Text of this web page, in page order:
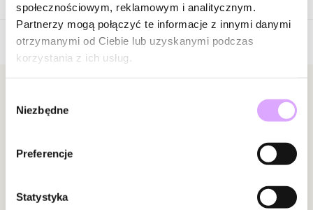
społecznościowym, reklamowym i analitycznym.
Partnerzy mogą połączyć te informacje z innymi danymi
otrzymanymi od Ciebie lub uzyskanymi podczas
korzystania z ich usług.
zgody
Niezbędne
Preferencje
Statystyka
Elementy: cyrkonia.
Wielkość elementów: 0,58 cm ; 0,80 cm.
Długość: 17 cm + 3 cm łańcuszek wydłużający.
Rodzaj zapięcia: karabińczyk.
Waga srebra: 1,06 g.
Zobacz inne produkty z kolekcji Cancyland
Brak opinii
Jeszcze nikt nie ocenił tego produktu.
produkcie!
W naszej witrynie opinie mogą dodawać tylko